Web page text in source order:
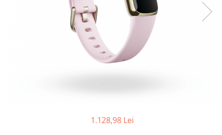
Smartphone IPhone
1.128,98 Lei